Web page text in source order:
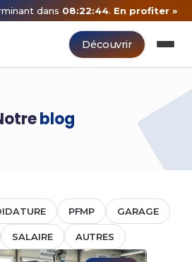
dans 08:22:43. En profiter »
Découvrir
blog
PFMP GARAGE
SALAIRE AUTRES